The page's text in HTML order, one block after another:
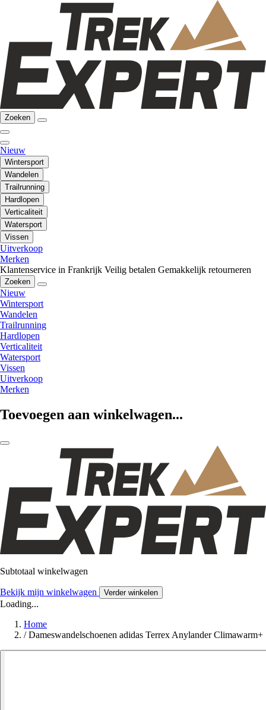
Zoeken
Nieuw
Wintersport
Wandelen
Trailrunning
Hardlopen
Verticaliteit
Watersport
Vissen
Uitverkoop
Merken
Klantenservice in Frankrijk Veilig betalen Gemakkelijk retourneren
Zoeken
Nieuw
Wintersport
Wandelen
Trailrunning
Hardlopen
Verticaliteit
Watersport
Vissen
Uitverkoop
Merken
Toevoegen aan winkelwagen...
Subtotaal winkelwagen
Bekijk mijn winkelwagen Verder winkelen
Loading...
Home
/ Dameswandelschoenen adidas Terrex Anylander Climawarm+